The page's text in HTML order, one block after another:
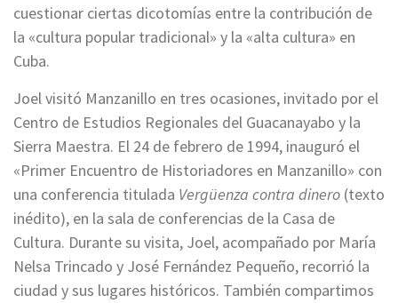
cuestionar ciertas dicotomías entre la contribución de
la «cultura popular tradicional» y la «alta cultura» en
Cuba.
Joel visitó Manzanillo en tres ocasiones, invitado por el
Centro de Estudios Regionales del Guacanayabo y la
Sierra Maestra. El 24 de febrero de 1994, inauguró el
«Primer Encuentro de Historiadores en Manzanillo» con
una conferencia titulada Vergüenza contra dinero (texto
inédito), en la sala de conferencias de la Casa de
Cultura. Durante su visita, Joel, acompañado por María
Nelsa Trincado y José Fernández Pequeño, recorrió la
ciudad y sus lugares históricos. También compartimos